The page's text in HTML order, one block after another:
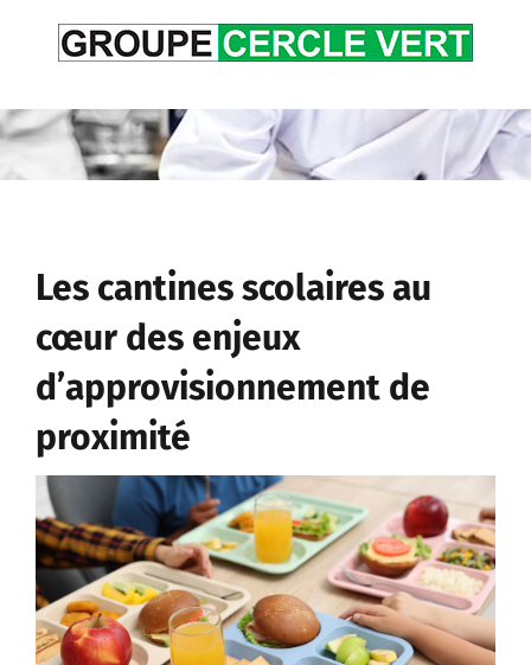
Les cantines scolaires au
cœur des enjeux
d’approvisionnement de
proximité